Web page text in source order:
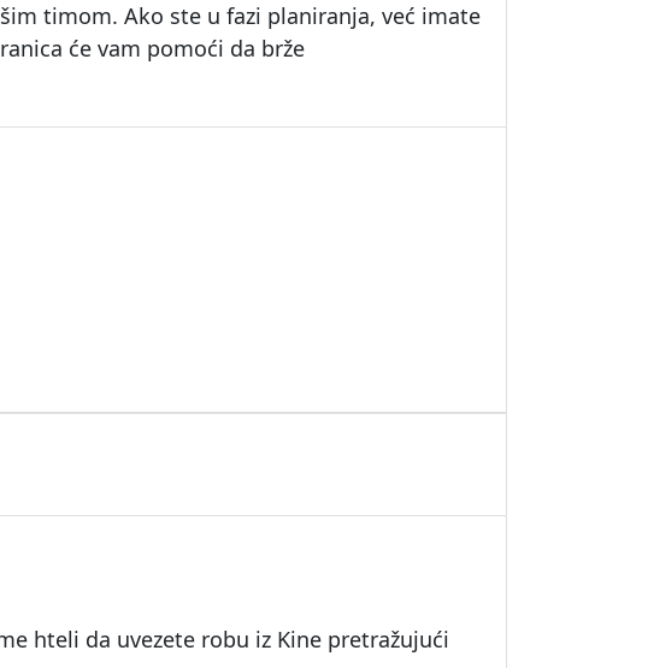
timom. Ako ste u fazi planiranja, već imate
će vam pomoći da brže
hteli da uvezete robu iz Kine pretražujući